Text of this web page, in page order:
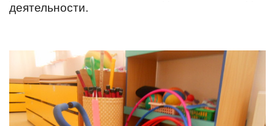
деятельности.